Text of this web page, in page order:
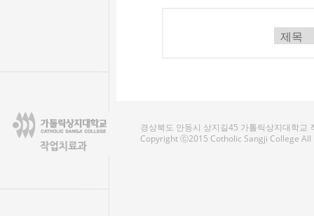
경상북도 안동시 상지길45 가톨릭상지대학교
Copyright ⓒ2015 Cotholic Sangji College